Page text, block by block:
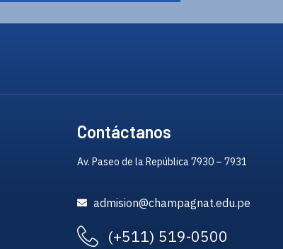
Contáctanos
Av. Paseo de la República 7930 – 7931
admision@champagnat.edu.pe
(+511) 519-0500